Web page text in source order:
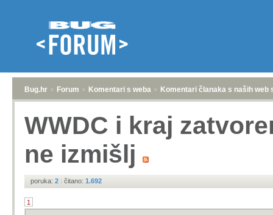
Bug.hr » Forum » Komentari s weba » Komentari članaka s naših web
WWDC i kraj
ne izmišlj
poruka: 2 | čitano: 1.692
1